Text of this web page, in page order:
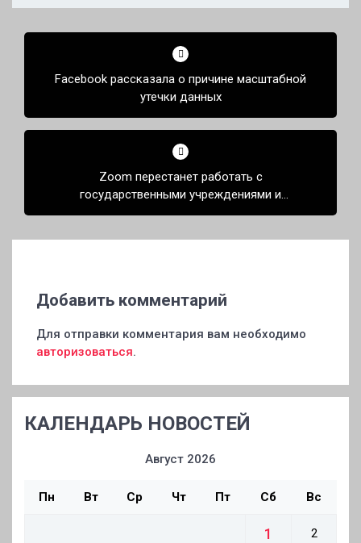
Навигация
записямFacebook рассказала о причине масштабной
утечки данных
Zoom перестанет работать с
государственными учреждениями и
компаниями из России и СНГ
Добавить комментарий
Для отправки комментария вам необходимо
авторизоваться.
КАЛЕНДАРЬ НОВОСТЕЙ
Август 2026
Пн Вт Ср Чт Пт Сб Вс
1 2